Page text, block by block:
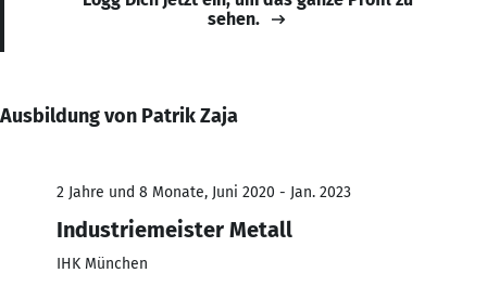
sehen.
Ausbildung von Patrik Zaja
2 Jahre und 8 Monate, Juni 2020 - Jan. 2023
Industriemeister Metall
IHK München